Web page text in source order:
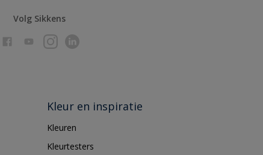
Volg Sikkens
Kleur en inspiratie
Kleuren
Kleurtesters